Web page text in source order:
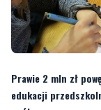
Prawie 2 mln zł
edukacji